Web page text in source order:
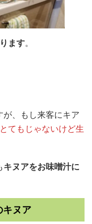
ます。
、もし来客にキア
とてもじゃないけど生
キヌアをお味噌汁に
キヌア